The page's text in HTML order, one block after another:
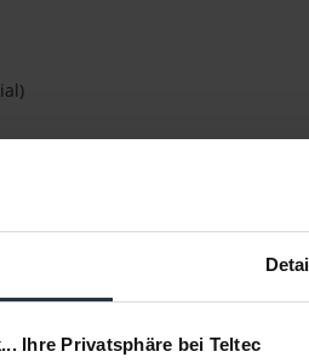
Ihre Privatsphäre bei Teltec